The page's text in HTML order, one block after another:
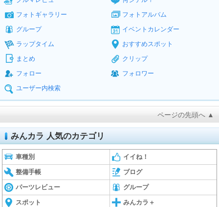
フォトギャラリー
フォトアルバム
グループ
イベントカレンダー
ラップタイム
おすすめスポット
まとめ
クリップ
フォロー
フォロワー
ユーザー内検索
ページの先頭へ ▲
みんカラ 人気のカテゴリ
車種別 イイね！
整備手帳 ブログ
パーツレビュー グループ
スポット みんカラ＋